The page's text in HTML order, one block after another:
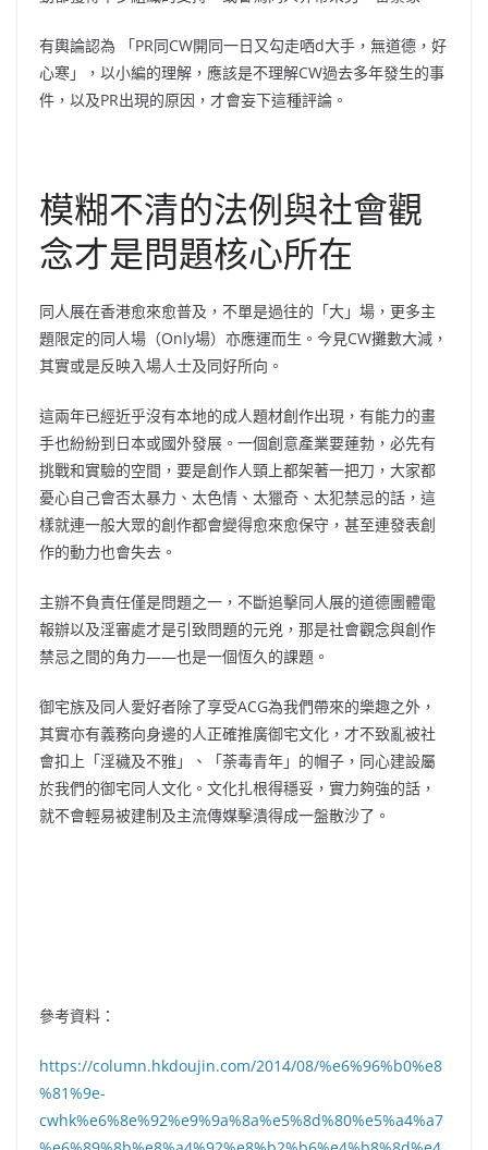
有輿論認為 「PR同CW開同一日又勾走哂d大手，無道德，好
心寒」，以小編的理解，應該是不理解CW過去多年發生的事
件，以及PR出現的原因，才會妄下這種評論。
模糊不清的法例與社會觀
念才是問題核心所在
同人展在香港愈來愈普及，不單是過往的「大」場，更多主
題限定的同人場（Only場）亦應運而生。今見CW攤數大減，
其實或是反映入場人士及同好所向。
這兩年已經近乎沒有本地的成人題材創作出現，有能力的畫
手也紛紛到日本或國外發展。一個創意產業要蓮勃，必先有
挑戰和實驗的空間，要是創作人頸上都架著一把刀，大家都
憂心自己會否太暴力、太色情、太獵奇、太犯禁忌的話，這
樣就連一般大眾的創作都會變得愈來愈保守，甚至連發表創
作的動力也會失去。
主辦不負責任僅是問題之一，不斷追擊同人展的道德團體電
報辦以及淫審處才是引致問題的元兇，那是社會觀念與創作
禁忌之間的角力——也是一個恆久的課題。
御宅族及同人愛好者除了享受ACG為我們帶來的樂趣之外，
其實亦有義務向身邊的人正確推廣御宅文化，才不致亂被社
會扣上「淫穢及不雅」、「荼毒青年」的帽子，同心建設屬
於我們的御宅同人文化。文化扎根得穩妥，實力夠強的話，
就不會輕易被建制及主流傳媒擊潰得成一盤散沙了。
參考資料：
https://column.hkdoujin.com/2014/08/%e6%96%b0%e8
%81%9e-
cwhk%e6%8e%92%e9%9a%8a%e5%8d%80%e5%a4%a7